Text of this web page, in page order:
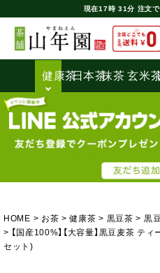
現在17時 31分 注文で
健康茶日本茶抹茶 玄米
HOME お茶 健康茶 黒豆茶
黒
【国産100%】【大容量】黒豆麦茶
セット)